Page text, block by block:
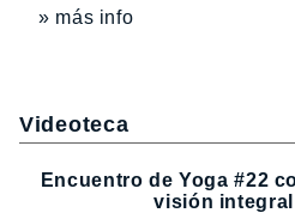
» más info
Videoteca
Encuentro de Yoga #22
visión